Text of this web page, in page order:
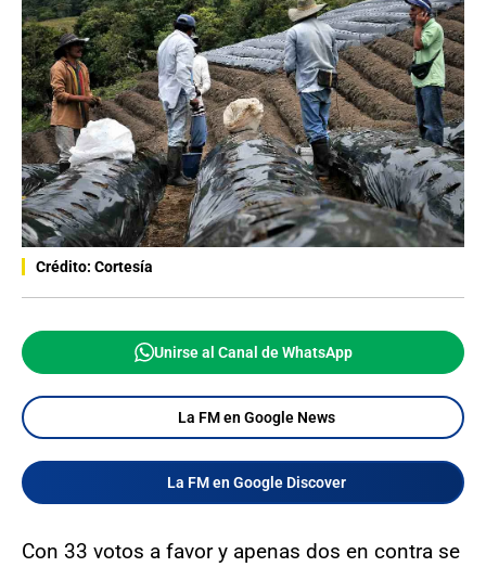
Crédito: Cortesía
Unirse al Canal de WhatsApp
La FM en Google News
La FM en Google Discover
Con 33 votos a favor y apenas dos en contra se